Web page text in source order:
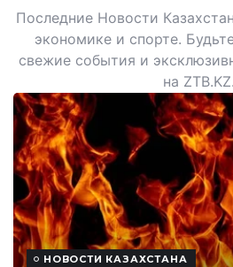
Последние Новости
экономике и спорте.
свежие события и
на ZTB.KZ.
НОВОСТИ КАЗАХСТАНА